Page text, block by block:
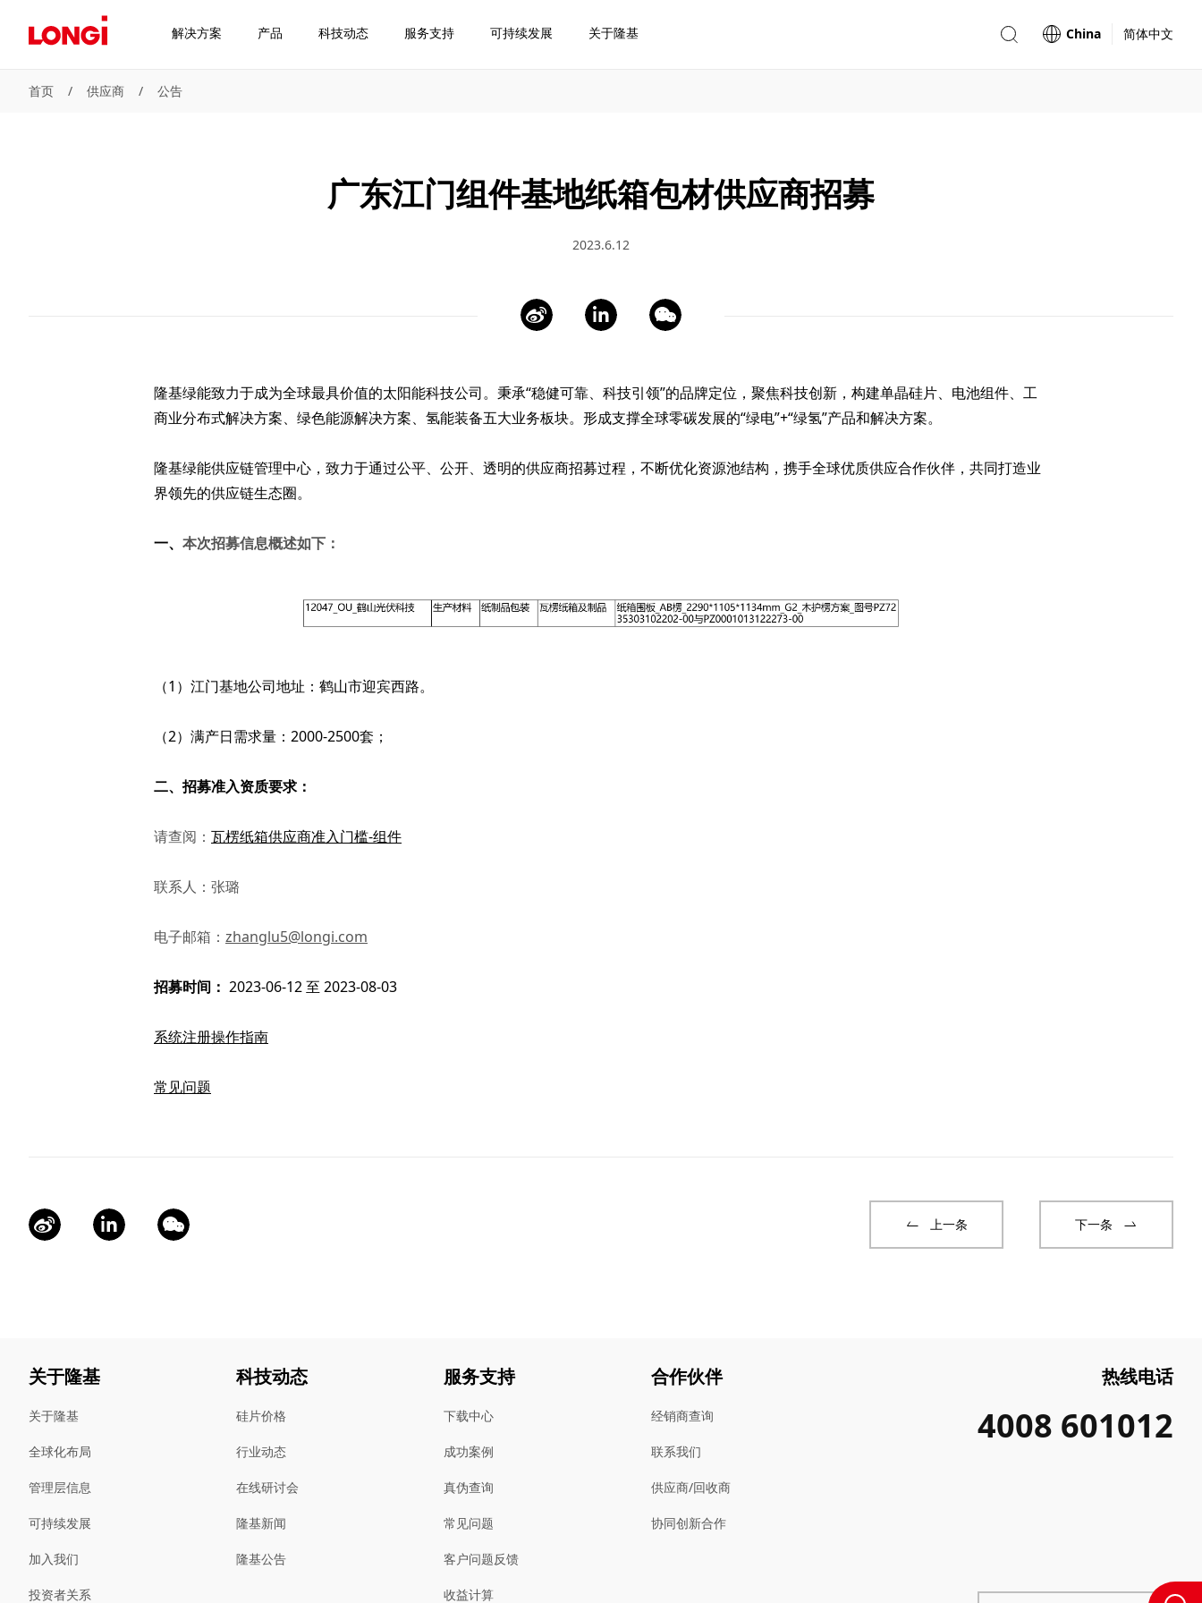
解决方案 产品 科技动态 服务支持 可持续发展 关于隆基 China 简体中文
首页 / 供应商 / 公告
广东江门组件基地纸箱包材供应商招募
2023.6.12
隆基绿能致力于成为全球最具价值的太阳能科技公司。秉承“稳健可靠、科技引领”的品牌定位，聚焦科技创新，构建单晶硅片、电池组件、工
商业分布式解决方案、绿色能源解决方案、氢能装备五大业务板块。形成支撑全球零碳发展的“绿电”+“绿氢”产品和解决方案。
隆基绿能供应链管理中心，致力于通过公平、公开、透明的供应商招募过程，不断优化资源池结构，携手全球优质供应合作伙伴，共同打造业
界领先的供应链生态圈。
一、 本次招募信息概述如下：
（1）江门基地公司地址：鹤山市迎宾西路。
（2）满产日需求量：2000-2500套；
二、 招募准入资质要求：
请查阅： 瓦楞纸箱供应商准入门槛-组件
联系人：张璐
电子邮箱： zhanglu5@longi.com
招募时间： 2023-06-12 至 2023-08-03
系统注册操作指南
常见问题
上一条 下一条
关于隆基
关于隆基
全球化布局
管理层信息
可持续发展
加入我们
投资者关系
科技动态
硅片价格
行业动态
在线研讨会
隆基新闻
隆基公告
服务支持
下载中心
成功案例
真伪查询
常见问题
客户问题反馈
收益计算
合作伙伴
经销商查询
联系我们
供应商/回收商
协同创新合作
热线电话
4008 601012